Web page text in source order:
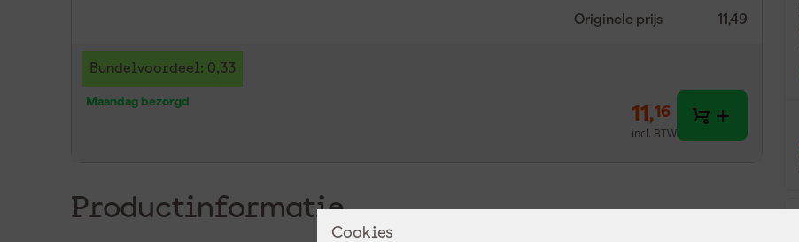
Cookies
Originele prijs 11,49
Bundelvoordeel: 0,33
Maandag bezorgd
11,16
incl. BTW
Productinformatie